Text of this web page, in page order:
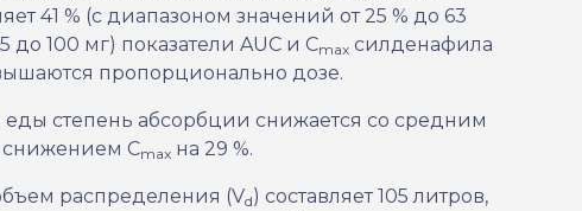
41 % (с диапазоном значений от 25 % до 63
100 мг) показатели AUC и Сmaxсилденафила
пропорционально дозе.
степень абсорбции снижается со средним
Сmaxна 29 %.
распределения (Vd) составляет105 литров,